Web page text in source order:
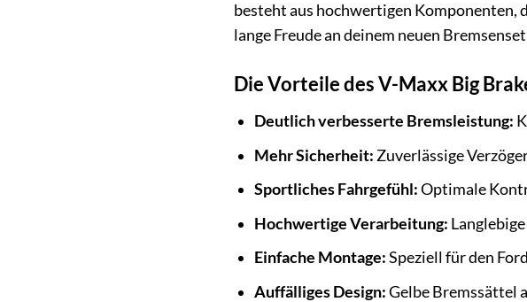
besteht aus hochwertigen Komponenten,
lange Freude an deinem neuen
Die Vorteile des V-Maxx Big
Deutlich verbesserte Bremsleistung:
Mehr Sicherheit: Zuverlässige
Sportliches Fahrgefühl:Optimale
Hochwertige Verarbeitung:
Einfache Montage:Speziell für den
Auffälliges Design:Gelbe Bremssättel